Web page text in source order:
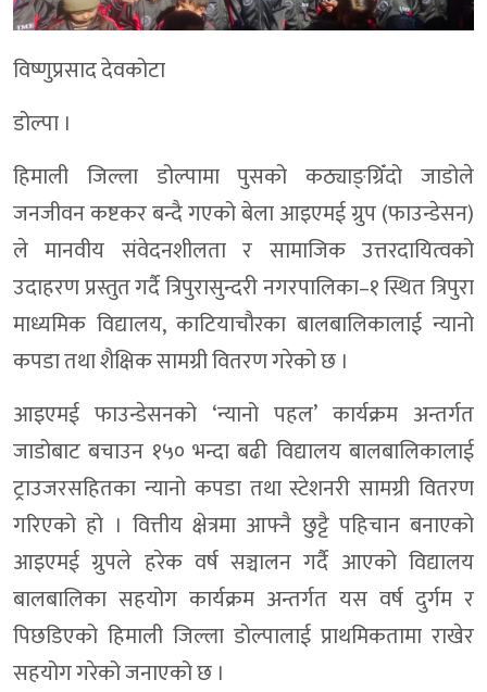
विष्णुप्रसाद देवकोटा
डोल्पा ।
हिमाली जिल्ला डोल्पामा पुसको कठ्याङ्ग्रिँदो जाडोले
जनजीवन कष्टकर बन्दै गएको बेला आइएमई ग्रुप (फाउन्डेसन)
ले मानवीय संवेदनशीलता र सामाजिक उत्तरदायित्वको
उदाहरण प्रस्तुत गर्दै त्रिपुरासुन्दरी नगरपालिका–१ स्थित त्रिपुरा
माध्यमिक विद्यालय, काटियाचौरका बालबालिकालाई न्यानो
कपडा तथा शैक्षिक सामग्री वितरण गरेको छ ।
आइएमई फाउन्डेसनको ‘न्यानो पहल’ कार्यक्रम अन्तर्गत
जाडोबाट बचाउन १५० भन्दा बढी विद्यालय बालबालिकालाई
ट्राउजरसहितका न्यानो कपडा तथा स्टेशनरी सामग्री वितरण
गरिएको हो । वित्तीय क्षेत्रमा आफ्नै छुट्टै पहिचान बनाएको
आइएमई ग्रुपले हरेक वर्ष सञ्चालन गर्दै आएको विद्यालय
बालबालिका सहयोग कार्यक्रम अन्तर्गत यस वर्ष दुर्गम र
पिछडिएको हिमाली जिल्ला डोल्पालाई प्राथमिकतामा राखेर
सहयोग गरेको जनाएको छ ।